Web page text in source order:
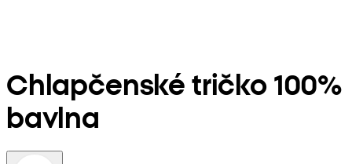
Chlapčenské tričko 100%
bavlna